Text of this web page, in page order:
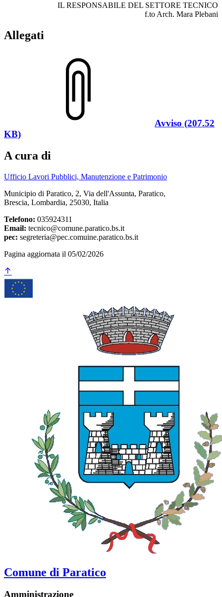
IL RESPONSABILE DEL SETTORE TECNICO
f.to Arch. Mara Plebani
Allegati
Avviso (207.52
KB)
A cura di
Ufficio Lavori Pubblici, Manutenzione e Patrimonio
Municipio di Paratico, 2, Via dell'Assunta, Paratico,
Brescia, Lombardia, 25030, Italia
Telefono: 035924311
Email: tecnico@comune.paratico.bs.it
pec: segreteria@pec.comuine.paratico.bs.it
Pagina aggiornata il 05/02/2026
Comune di Paratico
Amministrazione